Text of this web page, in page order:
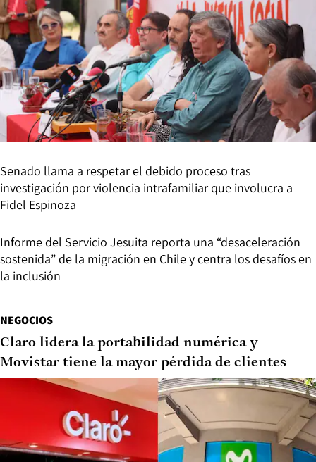
Senado llama a respetar el debido proceso tras
investigación por violencia intrafamiliar que involucra a
Fidel Espinoza
Informe del Servicio Jesuita reporta una “desaceleración
sostenida” de la migración en Chile y centra los desafíos en
la inclusión
NEGOCIOS
Claro lidera la portabilidad numérica y
Movistar tiene la mayor pérdida de clientes